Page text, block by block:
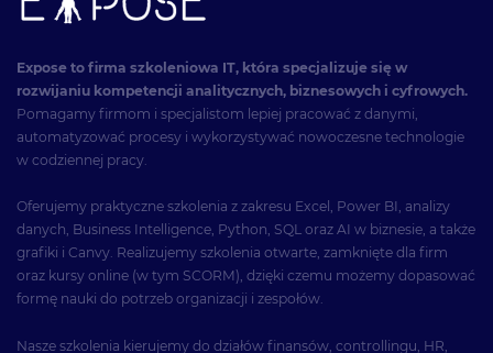
Expose to firma szkoleniowa IT, która specjalizuje się w
rozwijaniu kompetencji analitycznych, biznesowych i cyfrowych.
Pomagamy firmom i specjalistom lepiej pracować z danymi,
automatyzować procesy i wykorzystywać nowoczesne technologie
w codziennej pracy.
Oferujemy praktyczne szkolenia z zakresu Excel, Power BI, analizy
danych, Business Intelligence, Python, SQL oraz AI w biznesie, a także
grafiki i Canvy. Realizujemy szkolenia otwarte, zamknięte dla firm
oraz kursy online (w tym SCORM), dzięki czemu możemy dopasować
formę nauki do potrzeb organizacji i zespołów.
Nasze szkolenia kierujemy do działów finansów, controllingu, HR,